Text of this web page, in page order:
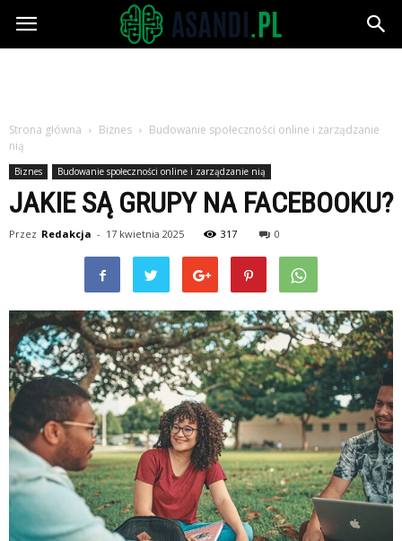
Asandi.pl
Strona główna Biznes
Budowanie społeczności online i zarządzanie
nią
Biznes Budowanie społeczności online i zarządzanie nią
JAKIE SĄ GRUPY NA FACEBOOKU?
Przez Redakcja - 17 kwietnia 2025 317 0